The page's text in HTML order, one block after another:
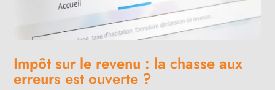
Impôt sur le revenu : la chasse aux
erreurs est ouverte ?